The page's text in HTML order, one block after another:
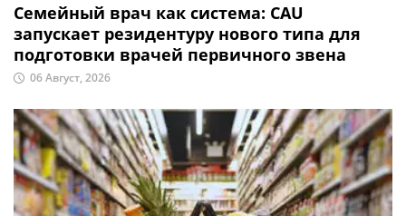
Семейный врач как система: CAU
запускает резидентуру нового типа для
подготовки врачей первичного звена
06 Август, 2026